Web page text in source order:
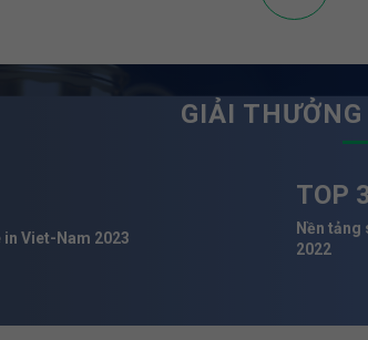
GIẢI
Viet-Nam 2023
TOP 3
Nền tảng
2022